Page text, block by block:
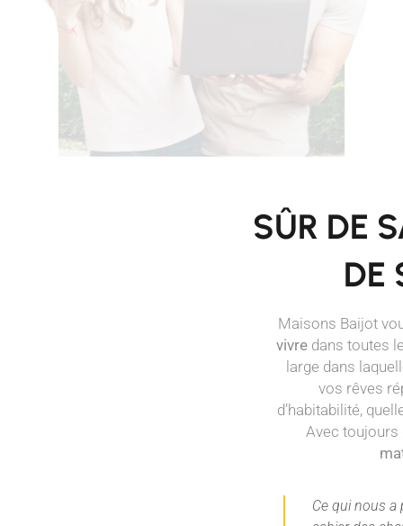
SÛR DE SA MAISON. SÛR
des maisons prêtes à
dans toutes les provinces wallonnes. Une offre
large dans laquelle vous trouverez le logement de
vos rêves répondant à tous vos critères
d’habitabilité, quelle que soit la taille de votre famille.
finitions soignées et des
Ce qui nous a plu chez Maisons Baijot c’est le